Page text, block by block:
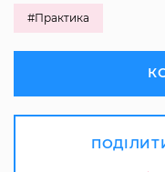
#Практика